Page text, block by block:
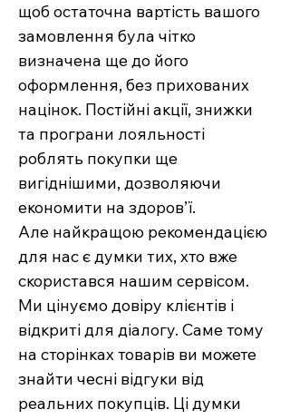
щоб остаточна вартість вашого
замовлення була чітко
визначена ще до його
оформлення, без прихованих
націнок. Постійні акції, знижки
та програни лояльності
роблять покупки ще
вигіднішими, дозволяючи
економити на здоров’ї.
Але найкращою рекомендацією
для нас є думки тих, хто вже
скористався нашим сервісом.
Ми цінуємо довіру клієнтів і
відкриті для діалогу. Саме тому
на сторінках товарів ви можете
знайти чесні відгуки від
реальних покупців. Ці думки